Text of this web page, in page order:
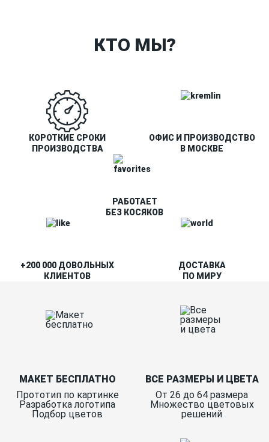
КТО МЫ?
КОРОТКИЕ СРОКИ
ПРОИЗВОДСТВА
ОФИС И ПРОИЗВОДСТВО
В МОСКВЕ
РАБОТАЕТ
БЕЗ КОСЯКОВ
+200 000 ДОВОЛЬНЫХ
КЛИЕНТОВ
ДОСТАВКА
ПО МИРУ
МАКЕТ БЕСПЛАТНО
Прототип по картинке
Разработка логотипа
Подбор цветов
ВСЕ РАЗМЕРЫ И ЦВЕТА
От 26 до 64 размера
Множество цветовых
решений